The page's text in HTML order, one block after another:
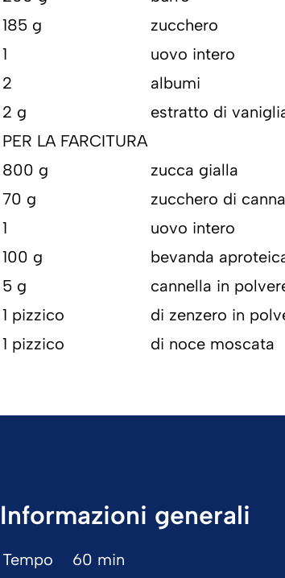
185 g
zucchero
1
uovo intero
2
albumi
2 g
estratto di
PER LA FARCITURA
800 g
zucca gialla
70 g
zucchero di canna
1
uovo intero
100 g
bevanda
5 g
cannella in
1 pizzico
di zenzero in
1 pizzico
di noce moscata
Informazioni generali
Tempo
60 min